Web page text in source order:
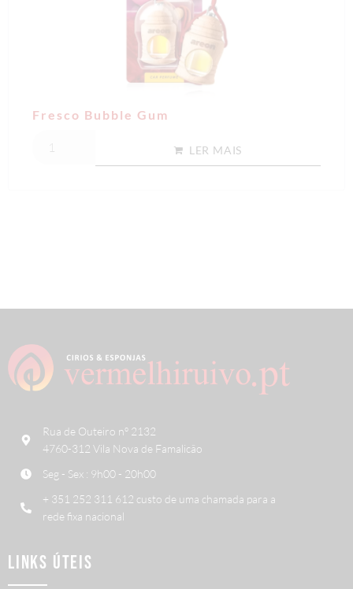
Fresco Bubble Gum
LER MAIS
Rua de Outeiro nº 2132
4760-312 Vila Nova de Famalicão
Seg - Sex : 9h00 - 20h00
+ 351 252 311 612 custo de uma chamada para a
rede fixa nacional
LINKS ÚTEIS